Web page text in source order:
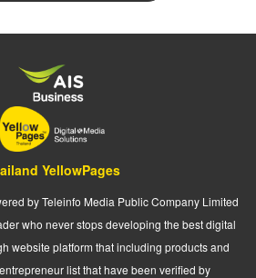
YellowPages
by Teleinfo Media Public Company Limited
who never stops developing the best digital
website platform that including products and
list that have been verified by